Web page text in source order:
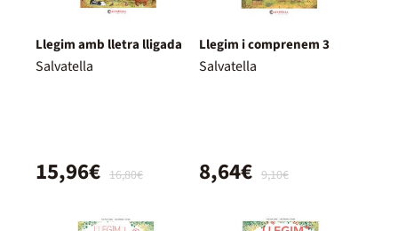
Llegim amb lletra lligada
Salvatella
16,80€
15,96€
Llegim i comprenem 3
Salvatella
9,10€
8,64€